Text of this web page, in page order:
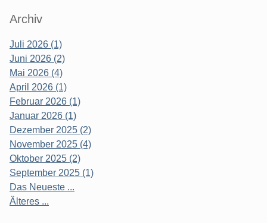
Archiv
Juli 2026 (1)
Juni 2026 (2)
Mai 2026 (4)
April 2026 (1)
Februar 2026 (1)
Januar 2026 (1)
Dezember 2025 (2)
November 2025 (4)
Oktober 2025 (2)
September 2025 (1)
Das Neueste ...
Älteres ...